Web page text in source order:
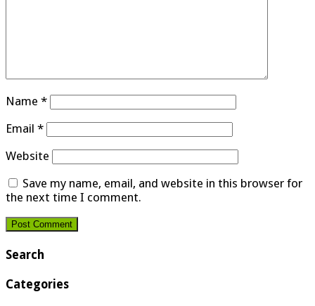
Name *
Email *
Website
Save my name, email, and website in this browser for
the next time I comment.
Search
Categories